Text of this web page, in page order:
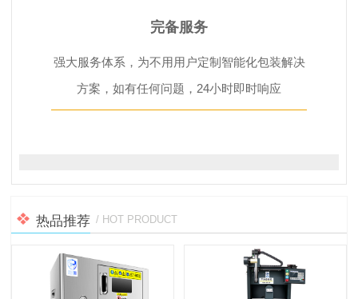
完备服务
强大服务体系，为不用用户定制智能化包装解决
方案，如有任何问题，24小时即时响应
热品推荐 / HOT PRODUCT